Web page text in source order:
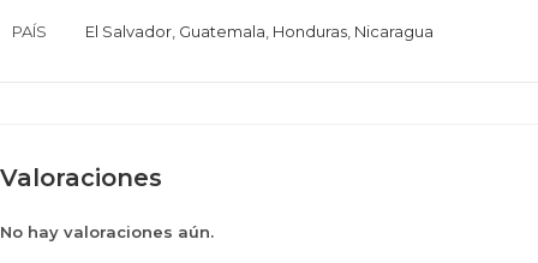
PAÍS El Salvador Guatemala Honduras Nicaragua
Valoraciones
No hay valoraciones aún.